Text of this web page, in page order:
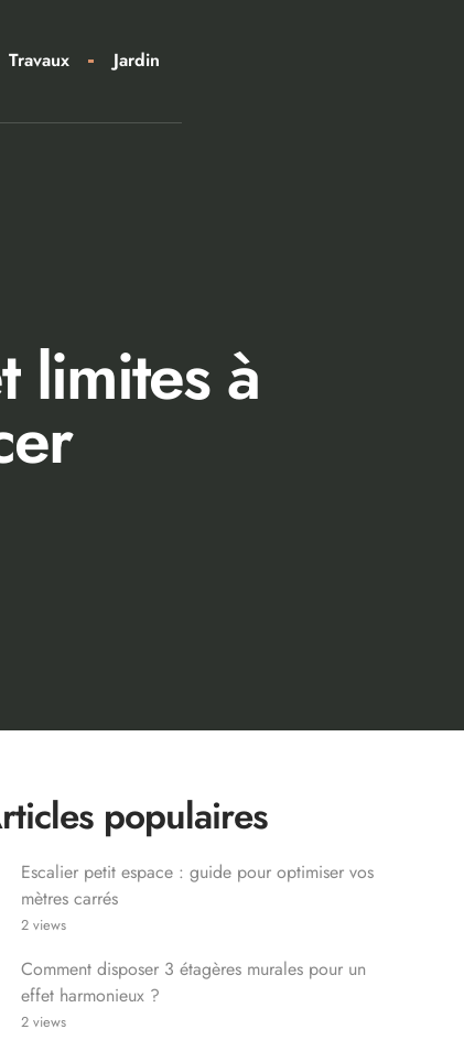
Travaux Jardin
limites à
populaires
Escalier petit espace : guide pour optimiser vos
mètres carrés
2 views
Comment disposer 3 étagères murales pour un
effet harmonieux ?
2 views